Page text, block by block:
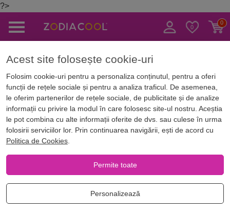
?>
Acasă Magazin Online Amulete & Talismane Brelocuri
Brelocuri
Filtrează Ordonează Zodii Europene
Acest site folosește cookie-uri
Folosim cookie-uri pentru a personaliza conținutul, pentru a oferi
funcții de rețele sociale și pentru a analiza traficul. De asemenea,
le oferim partenerilor de rețele sociale, de publicitate și de analize
informații cu privire la modul în care folosesc site-ul nostru. Aceștia
le pot combina cu alte informații oferite de dvs. sau culese în urma
folosirii serviciilor lor. Prin continuarea navigării, ești de acord cu
Politica de Cookies.
Permite toate
Personalizează